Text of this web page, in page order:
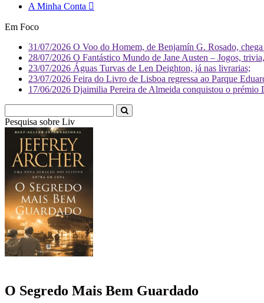
A Minha Conta
Em Foco
31/07/2026 O Voo do Homem, de Benjamín G. Rosado,
28/07/2026 O Fantástico Mundo de Jane Austen – Jogos,
23/07/2026 Águas Turvas de Len Deighton, já nas livrarias;
23/07/2026 Feira do Livro de Lisboa regressa ao Parque
17/06/2026 Djaimilia Pereira de Almeida conquistou o
Pesquisa sobre Literatura
O Segredo Mais Bem Guardado